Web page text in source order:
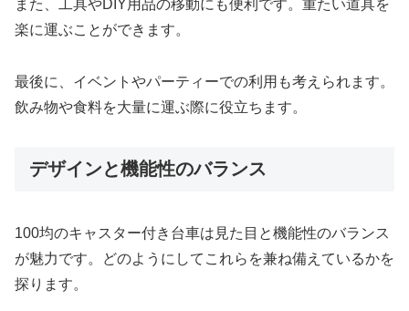
また、工具やDIY用品の移動にも便利です。重たい道具を
楽に運ぶことができます。
最後に、イベントやパーティーでの利用も考えられます。
飲み物や食料を大量に運ぶ際に役立ちます。
デザインと機能性のバランス
100均のキャスター付き台車は見た目と機能性のバランス
が魅力です。どのようにしてこれらを兼ね備えているかを
探ります。